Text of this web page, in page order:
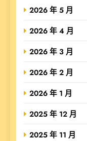
2026 年 5 月
2026 年 4 月
2026 年 3 月
2026 年 2 月
2026 年 1 月
2025 年 12 月
2025 年 11 月